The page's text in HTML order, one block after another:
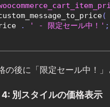
(
. ' - 限定セール中！' ;
の後に「限定セール中！
別スタイルの価格表示